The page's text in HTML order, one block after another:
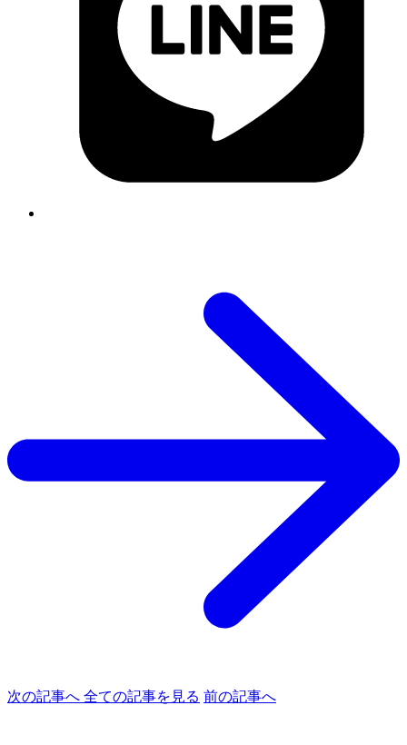
次の記事へ 全ての記事を見る 前の記事へ